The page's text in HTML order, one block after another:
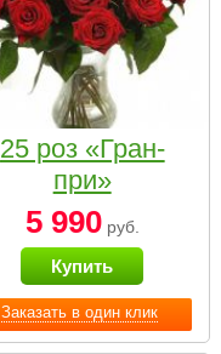
Заказать в один клик
25 роз «Гран-
при»
5 990руб.
Купить